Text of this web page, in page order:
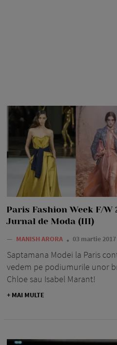
Paris Fashion Week F/W
Jurnal de Moda (III)
— MANISH ARORA 03 martie 2017
Saptamana Modei la Paris
vedem pe podiumurile unor
Chloe sau Isabel Marant!
+ MAI MULTE